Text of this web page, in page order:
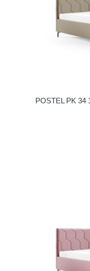
POSTEL PK 34